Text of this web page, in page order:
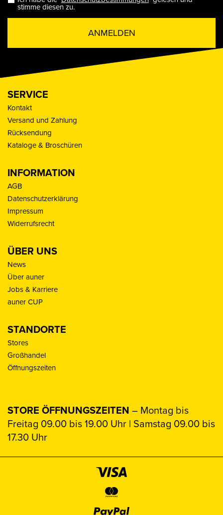
stimme diesen zu.
ANMELDEN
SERVICE
Kontakt
Versand und Zahlung
Rücksendung
Kataloge & Broschüren
INFORMATION
AGB
Datenschutzerklärung
Impressum
Widerrufsrecht
ÜBER UNS
News
Über auner
Jobs & Karriere
auner CUP
STANDORTE
Stores
Großhandel
Öffnungszeiten
STORE ÖFFNUNGSZEITEN – Montag bis
Freitag 09.00 bis 19.00 Uhr | Samstag 09.00 bis
17.30 Uhr